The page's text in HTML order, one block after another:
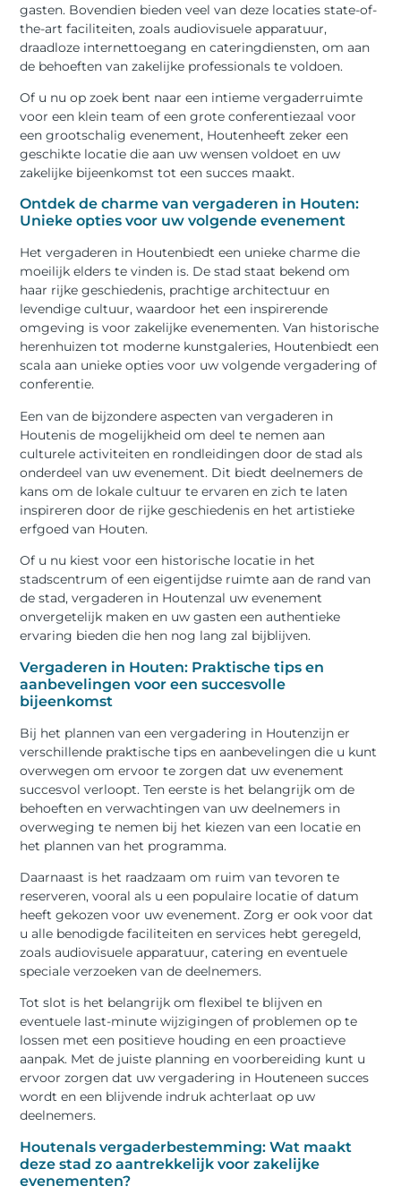
gasten. Bovendien bieden veel van deze locaties state-of-
the-art faciliteiten, zoals audiovisuele apparatuur,
draadloze internettoegang en cateringdiensten, om aan
de behoeften van zakelijke professionals te voldoen.
Of u nu op zoek bent naar een intieme vergaderruimte
voor een klein team of een grote conferentiezaal voor
een grootschalig evenement, Houtenheeft zeker een
geschikte locatie die aan uw wensen voldoet en uw
zakelijke bijeenkomst tot een succes maakt.
Ontdek de charme van vergaderen in Houten:
Unieke opties voor uw volgende evenement
Het vergaderen in Houtenbiedt een unieke charme die
moeilijk elders te vinden is. De stad staat bekend om
haar rijke geschiedenis, prachtige architectuur en
levendige cultuur, waardoor het een inspirerende
omgeving is voor zakelijke evenementen. Van historische
herenhuizen tot moderne kunstgaleries, Houtenbiedt een
scala aan unieke opties voor uw volgende vergadering of
conferentie.
Een van de bijzondere aspecten van vergaderen in
Houtenis de mogelijkheid om deel te nemen aan
culturele activiteiten en rondleidingen door de stad als
onderdeel van uw evenement. Dit biedt deelnemers de
kans om de lokale cultuur te ervaren en zich te laten
inspireren door de rijke geschiedenis en het artistieke
erfgoed van Houten.
Of u nu kiest voor een historische locatie in het
stadscentrum of een eigentijdse ruimte aan de rand van
de stad, vergaderen in Houtenzal uw evenement
onvergetelijk maken en uw gasten een authentieke
ervaring bieden die hen nog lang zal bijblijven.
Vergaderen in Houten: Praktische tips en
aanbevelingen voor een succesvolle
bijeenkomst
Bij het plannen van een vergadering in Houtenzijn er
verschillende praktische tips en aanbevelingen die u kunt
overwegen om ervoor te zorgen dat uw evenement
succesvol verloopt. Ten eerste is het belangrijk om de
behoeften en verwachtingen van uw deelnemers in
overweging te nemen bij het kiezen van een locatie en
het plannen van het programma.
Daarnaast is het raadzaam om ruim van tevoren te
reserveren, vooral als u een populaire locatie of datum
heeft gekozen voor uw evenement. Zorg er ook voor dat
u alle benodigde faciliteiten en services hebt geregeld,
zoals audiovisuele apparatuur, catering en eventuele
speciale verzoeken van de deelnemers.
Tot slot is het belangrijk om flexibel te blijven en
eventuele last-minute wijzigingen of problemen op te
lossen met een positieve houding en een proactieve
aanpak. Met de juiste planning en voorbereiding kunt u
ervoor zorgen dat uw vergadering in Houteneen succes
wordt en een blijvende indruk achterlaat op uw
deelnemers.
Houtenals vergaderbestemming: Wat maakt
deze stad zo aantrekkelijk voor zakelijke
evenementen?